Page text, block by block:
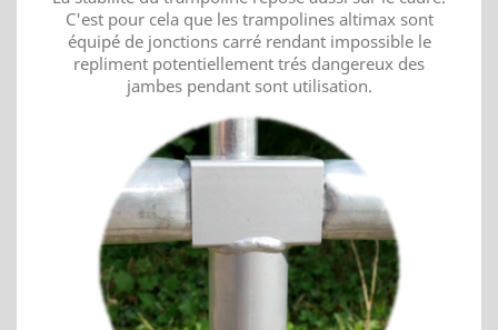
C'est pour cela que les trampolines altimax sont
équipé de jonctions carré rendant impossible le
repliment potentiellement trés dangereux des
jambes pendant sont utilisation.